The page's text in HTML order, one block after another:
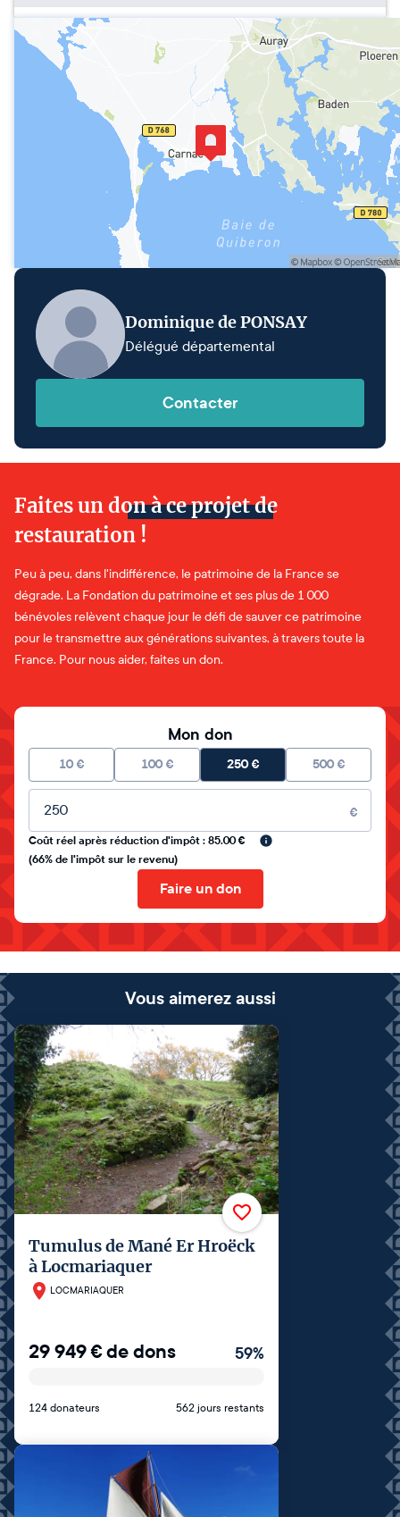
Dominique de PONSAY
Délégué départemental
Contacter
Faites un don à ce projet de
restauration !
Peu à peu, dans l'indifférence, le patrimoine de la France se
dégrade. La Fondation du patrimoine et ses plus de 1 000
bénévoles relèvent chaque jour le défi de sauver ce patrimoine
pour le transmettre aux générations suivantes, à travers toute la
France. Pour nous aider, faites un don.
Mon don
10 € 100 € 250€ 500 €
Montant libre
€
Coût réel après réduction d'impôt : 85.00 €
(66% de l'impôt sur le revenu)
Faire un don
Vous aimerez aussi
Tumulus de Mané Er Hroëck
à Locmariaquer
LOCMARIAQUER
29 949€de dons 59%
124 donateurs 562 jours restants